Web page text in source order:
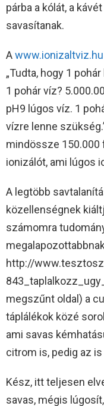
párba a kólát, a
savasítanak.
Awww.ionizaltviz.hu
„Tudta, hogy 1
1 pohár víz?
pH9 lúgos víz. 1
vízre lenne
mindössze 150.000
ionizálót, ami lúgos
A legtöbb
közellenségnek
számomra
http://
megszűnt oldal) a
táplálékok közé
ami savas
citrom is, pedig az is
Kész, itt teljesen
savas, mégis